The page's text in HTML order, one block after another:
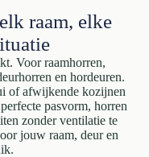
raam, elke
Voor raamhorren,
en hordeuren.
of afwijkende kozijnen
pasvorm, horren
zonder ventilatie te
jouw raam, deur en